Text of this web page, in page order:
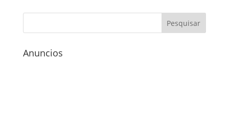
Anuncios